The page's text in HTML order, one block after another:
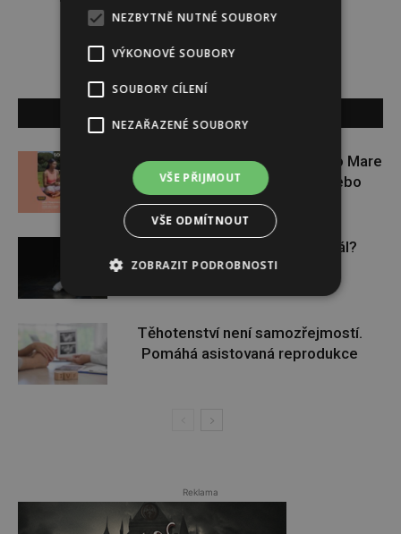
SOUVISEJÍCÍ ČLÁNKY
Zapojte se do letní soutěže s Rio Mare
a vyhrajte iWatch Series 11 nebo
jógamatku
Budou se vraždit malé děti dál?
Těhotenství není samozřejmostí.
Pomáhá asistovaná reprodukce
Reklama
NEZBYTNĚ NUTNÉ SOUBORY
VÝKONOVÉ SOUBORY
SOUBORY CÍLENÍ
NEZAŘAZENÉ SOUBORY
VŠE PŘIJMOUT
VŠE ODMÍTNOUT
ZOBRAZIT PODROBNOSTI